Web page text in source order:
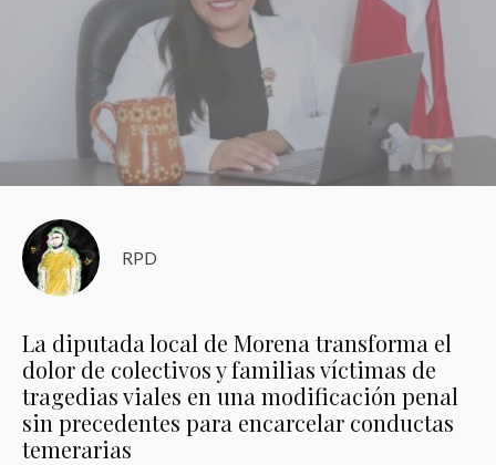
Evelyn Sánchez se consolida como
una de las nuevas figuras de Tijuana
con la mira puesta en la
transformación
· 4 Minutos de lectura
RPD
La diputada local de Morena transforma el
dolor de colectivos y familias víctimas de
tragedias viales en una modificación penal
sin precedentes para encarcelar conductas
temerarias